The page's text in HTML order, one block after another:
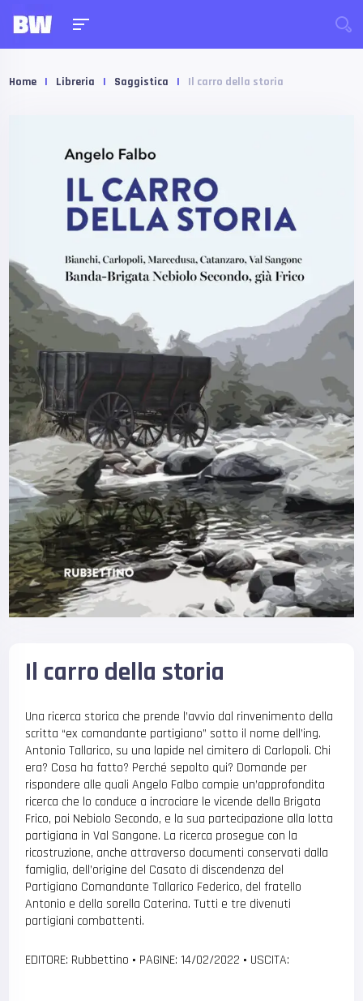
Home | Libreria | Saggistica | Il carro della storia
Il carro della storia
Una ricerca storica che prende l’avvio dal rinvenimento della
scritta “ex comandante partigiano” sotto il nome dell’ing.
Antonio Tallarico, su una lapide nel cimitero di Carlopoli. Chi
era? Cosa ha fatto? Perché sepolto qui? Domande per
rispondere alle quali Angelo Falbo compie un’approfondita
ricerca che lo conduce a incrociare le vicende della Brigata
Frico, poi Nebiolo Secondo, e la sua partecipazione alla lotta
partigiana in Val Sangone. La ricerca prosegue con la
ricostruzione, anche attraverso documenti conservati dalla
famiglia, dell’origine del Casato di discendenza del
Partigiano Comandante Tallarico Federico, del fratello
Antonio e della sorella Caterina. Tutti e tre divenuti
partigiani combattenti.
EDITORE: Rubbettino • PAGINE: 14/02/2022 • USCITA: